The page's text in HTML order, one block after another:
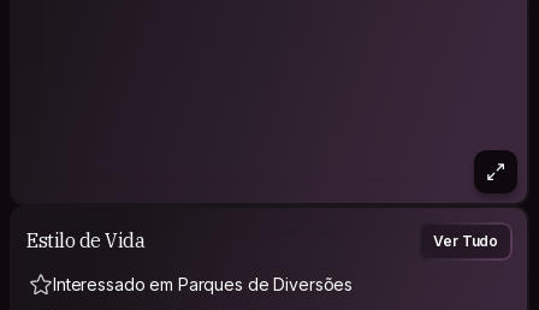
Estilo de Vida Ver Tudo
Interessado em Parques de Diversões